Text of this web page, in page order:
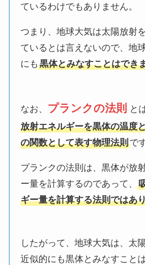
ているわけでもありません。
つまり、地球大気は太陽放射
ているとは言えないので、地
にも黒体とみなすことはでき
なお、 プランクの法則 と
放射エネルギーを黒体の温度
の関数として表す物理法則で
プランクの法則は、黒体が放
ー量を計算するのであって、
ギー量を計算する法則ではあ
したがって、地球大気は、太
近似的にも黒体とみなすこと